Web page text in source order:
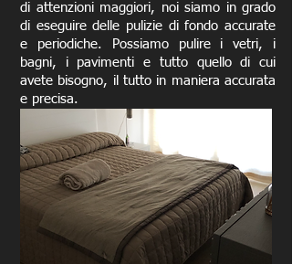
di attenzioni maggiori, noi siamo in grado
di eseguire delle pulizie di fondo accurate
e periodiche. Possiamo pulire i vetri, i
bagni, i pavimenti e tutto quello di cui
avete bisogno, il tutto in maniera accurata
e precisa.